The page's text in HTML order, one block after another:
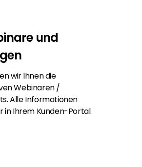
und
wir Ihnen die
Webinaren /
Alle Informationen
in Ihrem Kunden-Portal.